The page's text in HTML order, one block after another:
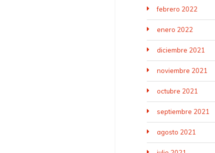
febrero 2022
enero 2022
diciembre 2021
noviembre 2021
octubre 2021
septiembre 2021
agosto 2021